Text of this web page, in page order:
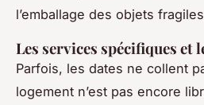
l’emballage des objets
Les services spécifiques et
Parfois, les dates ne collent
logement n’est pas encore